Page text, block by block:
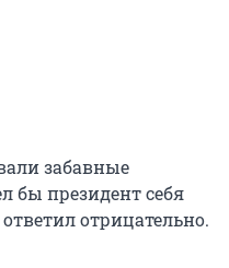
забавные
бы президент себя
отрицательно.